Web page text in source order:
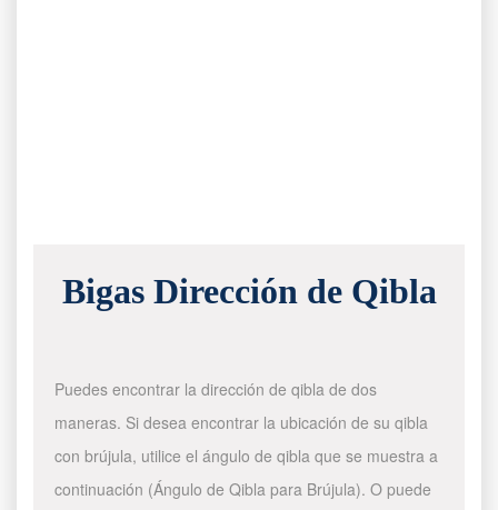
Bigas Dirección de Qibla
Puedes encontrar la dirección de qibla de dos
maneras. Si desea encontrar la ubicación de su qibla
con brújula, utilice el ángulo de qibla que se muestra a
continuación (Ángulo de Qibla para Brújula). O puede